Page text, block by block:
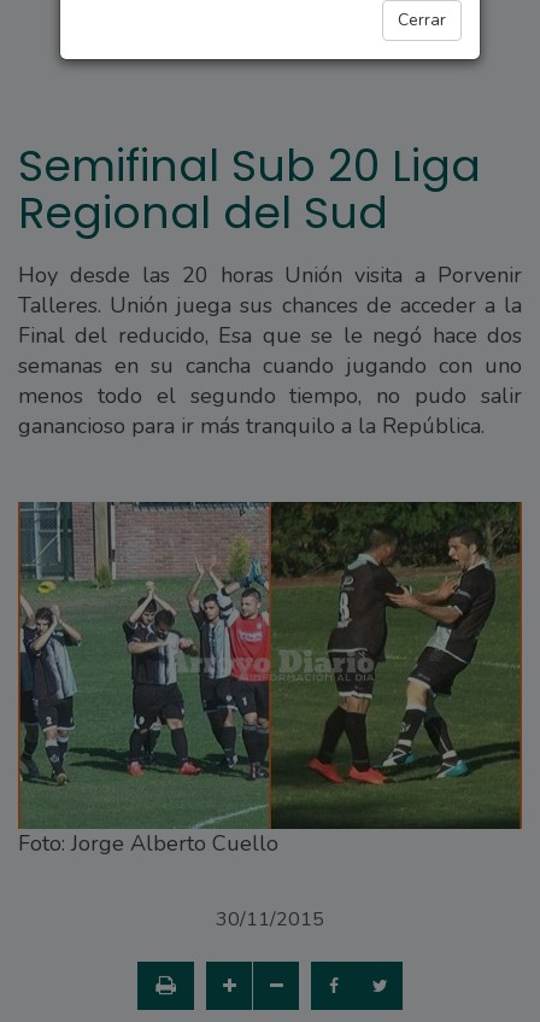
Cerrar
Semifinal Sub 20 Liga
Regional del Sud
Hoy desde las 20 horas Unión visita a Porvenir
Talleres. Unión juega sus chances de acceder a la
Final del reducido, Esa que se le negó hace dos
semanas en su cancha cuando jugando con uno
menos todo el segundo tiempo, no pudo salir
ganancioso para ir más tranquilo a la República.
Foto: Jorge Alberto Cuello
30/11/2015